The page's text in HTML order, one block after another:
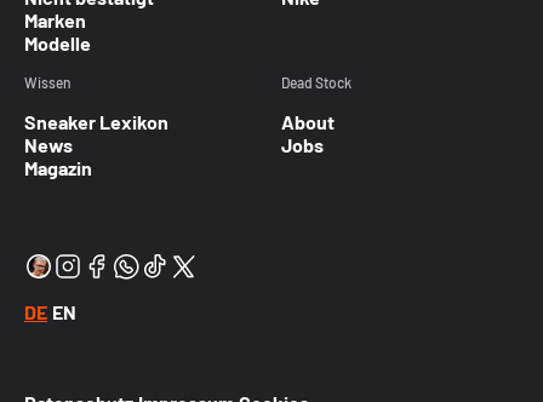
Marken
Modelle
Wissen
Sneaker Lexikon
News
Magazin
Dead Stock
About
Jobs
DE EN